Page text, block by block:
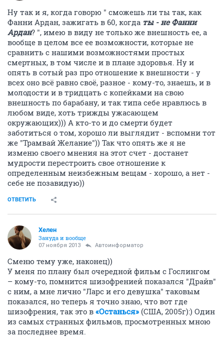
Ну так и я, когда говорю " сможешь ли ты так, как
Фанни Ардан, зажигать в 60, когда ты - не Фанни
Ардан? ", имею в виду не только же внешность ее, а
вообще в целом все ее возможности, которые не
сравнить с нашими возможностями простых
смертных, в том числе и в плане здоровья. Ну и
опять в сотый раз про отношение к внешности - у
всех оно всё равно своё, разное - кому-то, знаешь, и в
молодости и в тридцать с копейками на свою
внешность по барабану, и так типа себе нравлюсь в
любом виде, хоть трижды ужасающем
окружающих))) А кто-то и до смерти будет
заботиться о том, хорошо ли выглядит - вспомни тот
же "Трамвай Желание")) Так что опять же я не
изменю своего мнения на этот счет - достанет
мудрости перестроить свое отношение к
определенным неизбежным вещам - хорошо, а нет -
себе не позавидую))
ОТВЕТИТЬ
Хелен
Зануда и вообще
07 ноября 2013 Автоинформатор
Сменю тему уже, наконец))
У меня по плану был очередной фильм с Гослингом
– кому-то, помнится шизофренией показался "Драйв"
с ним, а мне лично "Ларс и его девушка" таковым
показался, но теперь я точно знаю, что вот где
шизофрения, так это в «Останься»(США, 2005г):) Один
из самых странных фильмов, просмотренных мною
за последнее время.